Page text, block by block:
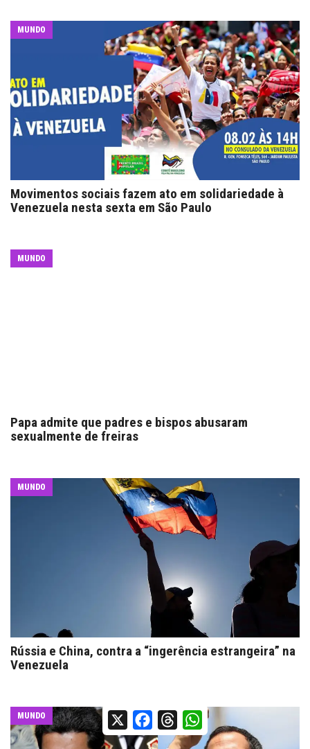
MUNDO
Movimentos sociais fazem ato em solidariedade à
Venezuela nesta sexta em São Paulo
MUNDO
Papa admite que padres e bispos abusaram
sexualmente de freiras
MUNDO
Rússia e China, contra a “ingerência estrangeira” na
Venezuela
MUNDO FacebookThreadsWhatsApp